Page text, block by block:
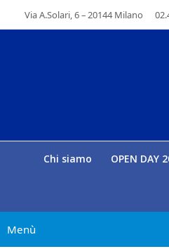
Via A.Solari, 6 – 20144 Milano
Chi siamo OPEN DAY
Menù